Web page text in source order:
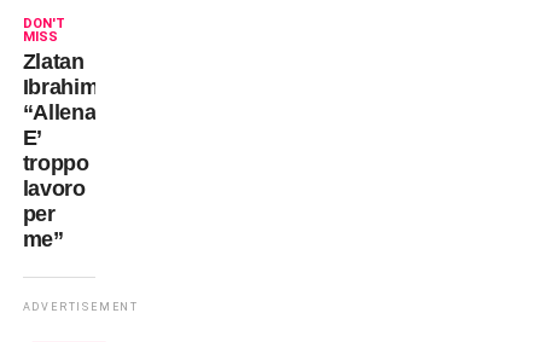
DON'T
MISS
Zlatan
Ibrahimovic:
“Allenatore?
E’
troppo
lavoro
per
me”
ADVERTISEMENT